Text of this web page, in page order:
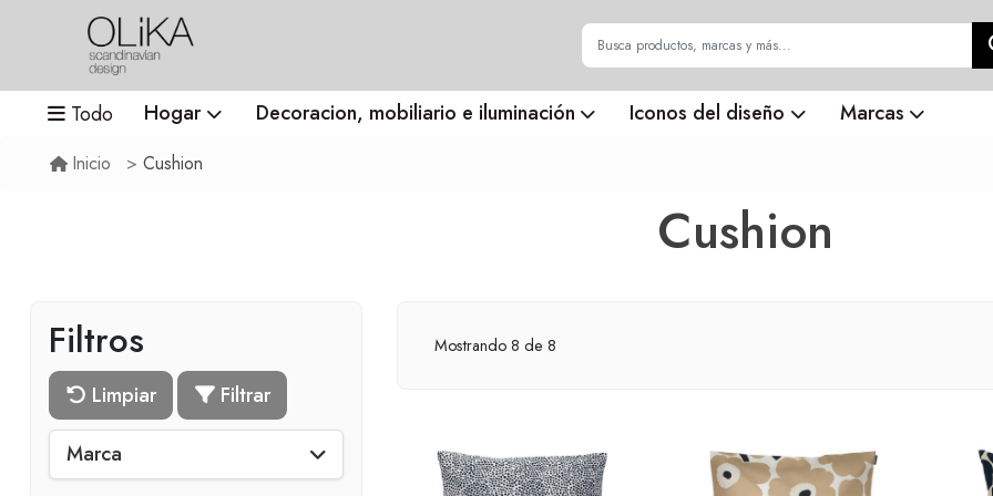
Todo Hogar Decoracion, mobiliario e iluminación Iconos del diseño Marcas
Inicio Cushion
Cushion
Filtros
Limpiar Filtrar
Marca
Mostrando 8 de 8